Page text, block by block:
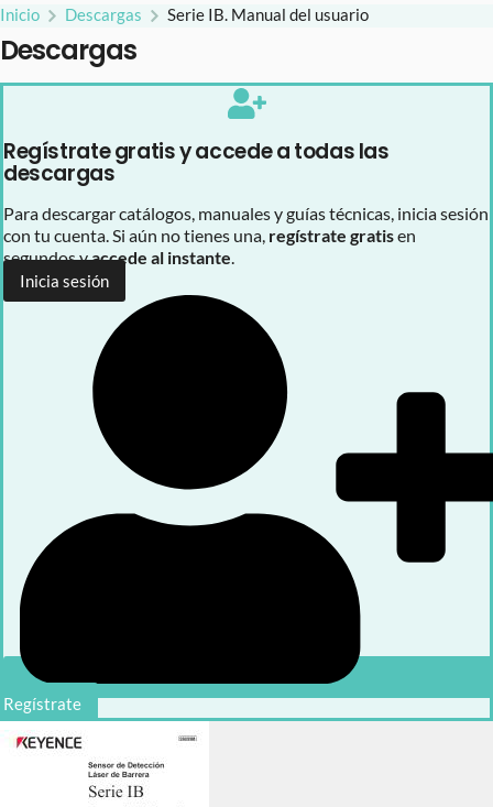
Inicio Descargas Serie IB. Manual del usuario
Descargas
Regístrate gratis y accede a todas las
descargas
Para descargar catálogos, manuales y guías técnicas, inicia sesión
con tu cuenta. Si aún no tienes una, regístrate gratisen
segundos yaccede al instante.
Inicia sesión
Regístrate